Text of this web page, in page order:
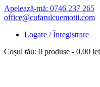
Apelează-mă: 0746 237 265
office@cufarulcuemotii.com
Logare / Înregistrare
Coșul tău: 0 produse - 0.00 lei